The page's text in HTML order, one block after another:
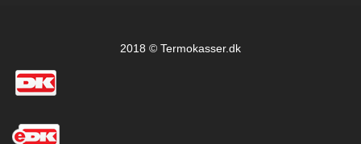
2018 © Termokasser.dk